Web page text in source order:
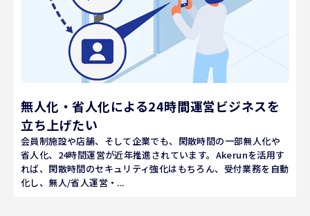
無人化・省人化による24時間運営ビジネスを
立ち上げたい
会員制施設や店舗、そして企業でも、閑散時間の一部無人化や
省人化、24時間運営が近年推進されています。Akerunを活用す
れば、閑散時間のセキュリティ強化はもちろん、受付業務を自動
化し、無人/省人運営・...